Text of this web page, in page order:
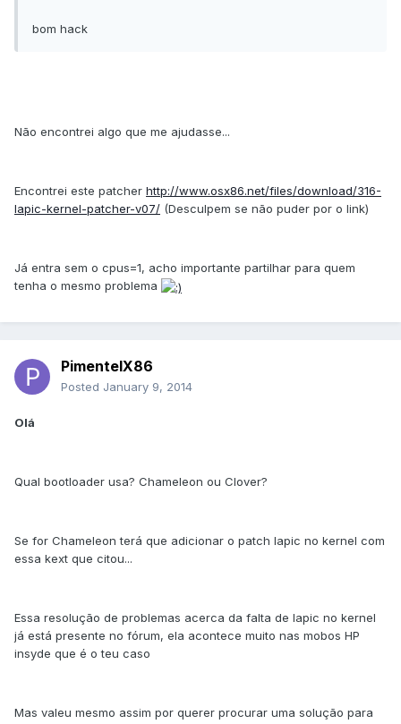
bom hack
Não encontrei algo que me ajudasse...
Encontrei este patcher http://www.osx86.net/files/download/316-
lapic-kernel-patcher-v07/ (Desculpem se não puder por o link)
Já entra sem o cpus=1, acho importante partilhar para quem
tenha o mesmo problema
PimentelX86
Posted January 9, 2014
Olá
Qual bootloader usa? Chameleon ou Clover?
Se for Chameleon terá que adicionar o patch lapic no kernel com
essa kext que citou...
Essa resolução de problemas acerca da falta de lapic no kernel
já está presente no fórum, ela acontece muito nas mobos HP
insyde que é o teu caso
Mas valeu mesmo assim por querer procurar uma solução para